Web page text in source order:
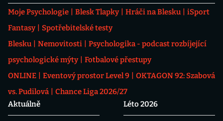
Moje Psychologie Blesk Tlapky Hráči na Blesku
iSport
Fantasy
Spotřebitelské testy
Blesku
Nemovitosti
Psychologika - podcast rozbíjející
psychologické mýty
Fotbalové přestupy
ONLINE
Eventový prostor Level 9
OKTAGON 92: Szabová
vs. Pudilová
Chance Liga 2026/27
Aktuálně
Léto 2026